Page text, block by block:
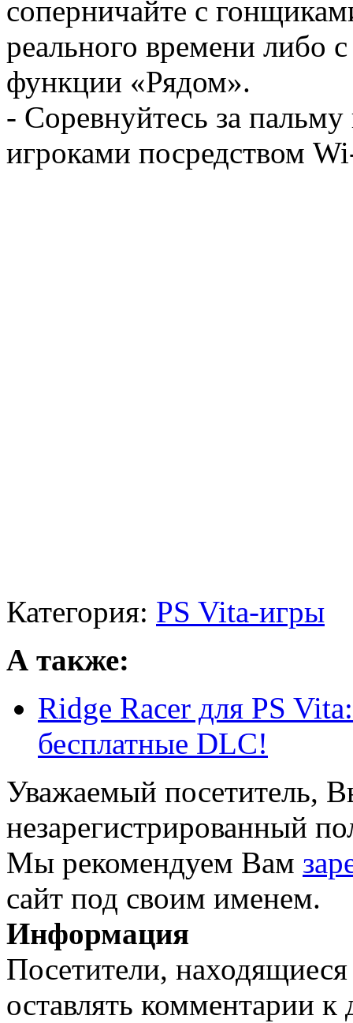
соперничайте с
реального времени либо
функции «Рядом».
- Соревнуйтесь за
игроками посредством
Категория: PS Vita-игры
А также:
Ridge Racer для PS
бесплатные DLC!
Уважаемый посетитель,
незарегистрированный
Мы рекомендуем Вам
сайт под своим именем.
Информация
Посетители,
оставлять комментарии